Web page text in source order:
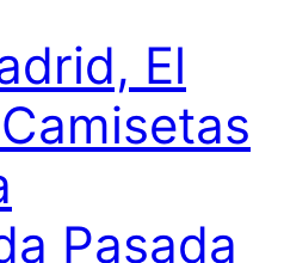
El
Pasada